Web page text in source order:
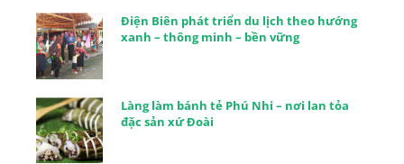
Điện Biên phát triển du lịch theo hướng
xanh – thông minh – bền vững
Làng làm bánh tẻ Phú Nhi – nơi lan tỏa
đặc sản xứ Đoài